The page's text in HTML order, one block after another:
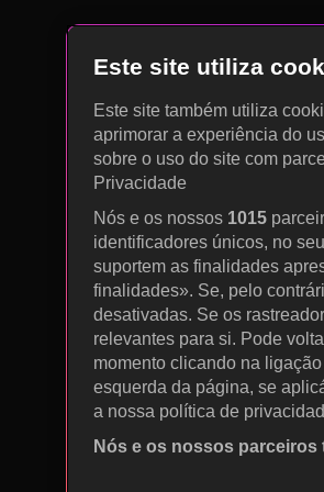
Este site utiliza
Este site também utiliza
aprimorar a experiência do
sobre o uso do site com
Privacidade
Nós e os nossos 1015
identificadores únicos, no
suportem as finalidades
finalidades». Se, pelo
desativadas. Se os
relevantes para si. Pode
momento clicando na
esquerda da página, se
a nossa política de
Nós e os nossos